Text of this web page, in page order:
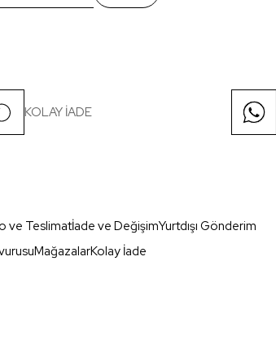
KOLAY İADE
ve Teslimatİade ve DeğişimYurtdışı Gönderim
MağazalarKolay İade